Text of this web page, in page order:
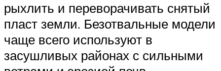
рыхлить и переворачивать снятый
пласт земли. Безотвальные модели
чаще всего используют в
засушливых районах с сильными